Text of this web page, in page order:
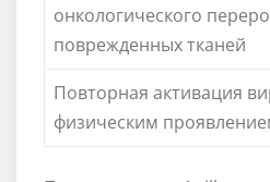
онкологического
поврежденных тканей
Повторная активация
физическим